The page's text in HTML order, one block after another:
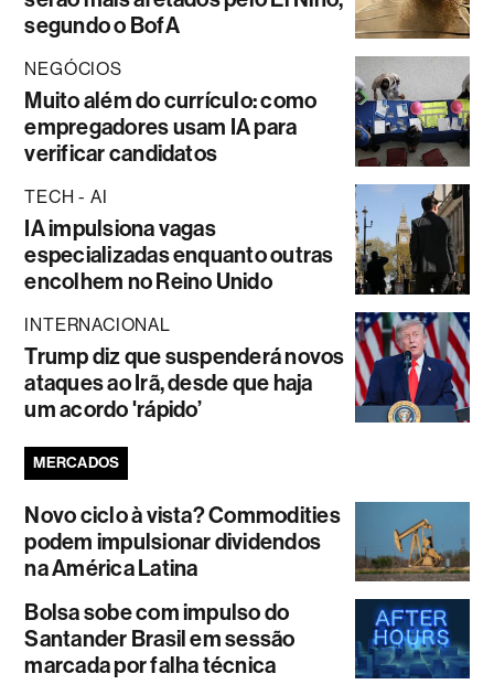
segundo o BofA
NEGÓCIOS
Muito além do currículo: como
empregadores usam IA para
verificar candidatos
TECH - AI
IA impulsiona vagas
especializadas enquanto outras
encolhem no Reino Unido
INTERNACIONAL
Trump diz que suspenderá novos
ataques ao Irã, desde que haja
um acordo 'rápido’
MERCADOS
Novo ciclo à vista? Commodities
podem impulsionar dividendos
na América Latina
Bolsa sobe com impulso do
Santander Brasil em sessão
marcada por falha técnica